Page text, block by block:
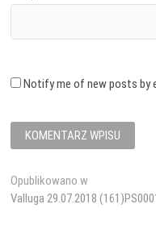
Notify me of new posts by
Nawigacja
wpisu
Opublikowano w
Valluga 29.07.2018